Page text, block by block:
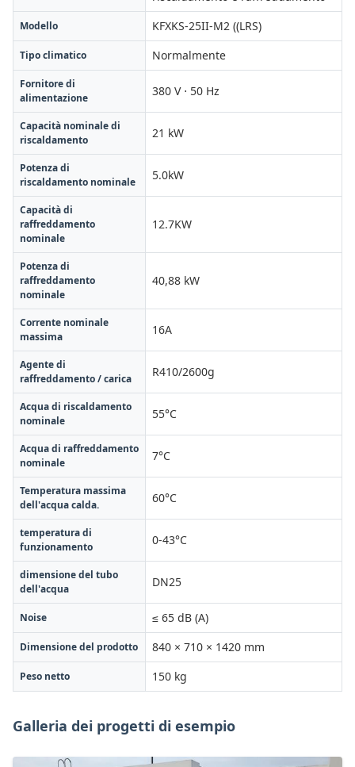
Modello KFXKS-25II-M2 ((LRS)
Tipo climatico Normalmente
Fornitore di
alimentazione
380 V ⋅ 50 Hz
Capacità nominale di
riscaldamento
21 kW
Potenza di
riscaldamento nominale
5.0kW
Capacità di
raffreddamento
nominale
12.7KW
Potenza di
raffreddamento
nominale
40,88 kW
Corrente nominale
massima
16A
Agente di
raffreddamento / carica
R410/2600g
Acqua di riscaldamento
nominale
55°C
Acqua di raffreddamento
nominale
7°C
Temperatura massima
dell'acqua calda.
60°C
temperatura di
funzionamento
0-43°C
dimensione del tubo
dell'acqua
DN25
Noise ≤ 65 dB (A)
Dimensione del prodotto 840 × 710 × 1420 mm
Peso netto 150 kg
Galleria dei progetti di esempio